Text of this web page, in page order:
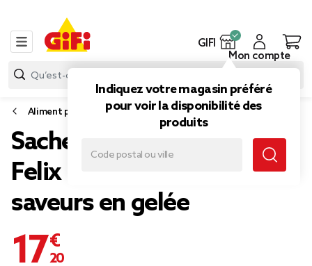
GIFI
Indiquez votre magasin préféré
pour voir la disponibilité des
produits
Mon compte
Aliment pour chat
Sachet pour chat 44x 85gr
Felix Original Mix Box 4
saveurs en gelée
17,20 €